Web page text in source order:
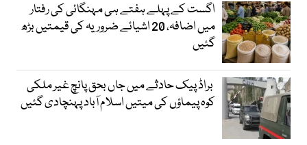
اگست کے پہلے ہفتے ہی مہنگائی کی رفتار
میں اضافہ، 20 اشیائے ضروریہ کی قیمتیں بڑھ
گئیں
براڈ پیک حادثے میں جاں بحق پانچ غیر ملکی
کوہ پیماؤں کی میتیں اسلام آباد پہنچادی گئیں